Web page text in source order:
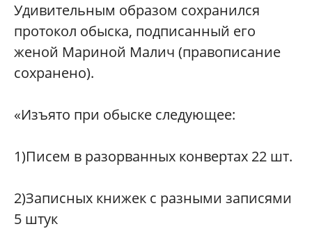
Удивительным образом сохранился
протокол обыска, подписанный его
женой Мариной Малич (правописание
сохранено).
«Изъято при обыске следующее:
1)Писем в разорванных конвертах 22 шт.
2)Записных книжек с разными записями
5 штук